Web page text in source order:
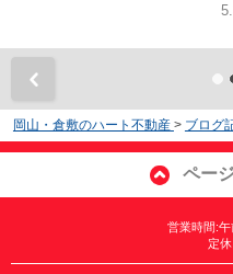
岡山・倉敷のハート不動産 > ブログ
ペー
営業時間:
定